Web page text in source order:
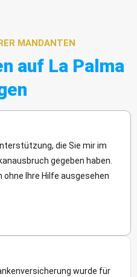
MANDANTEN
auf La Palma
die Sie mir im
gegeben haben.
ohne Ihre Hilfe ausgesehen
wurde für